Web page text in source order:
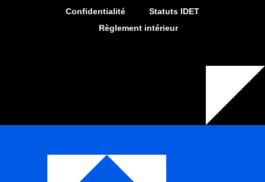
Confidentialité
Statuts IDET
Règlement intérieur